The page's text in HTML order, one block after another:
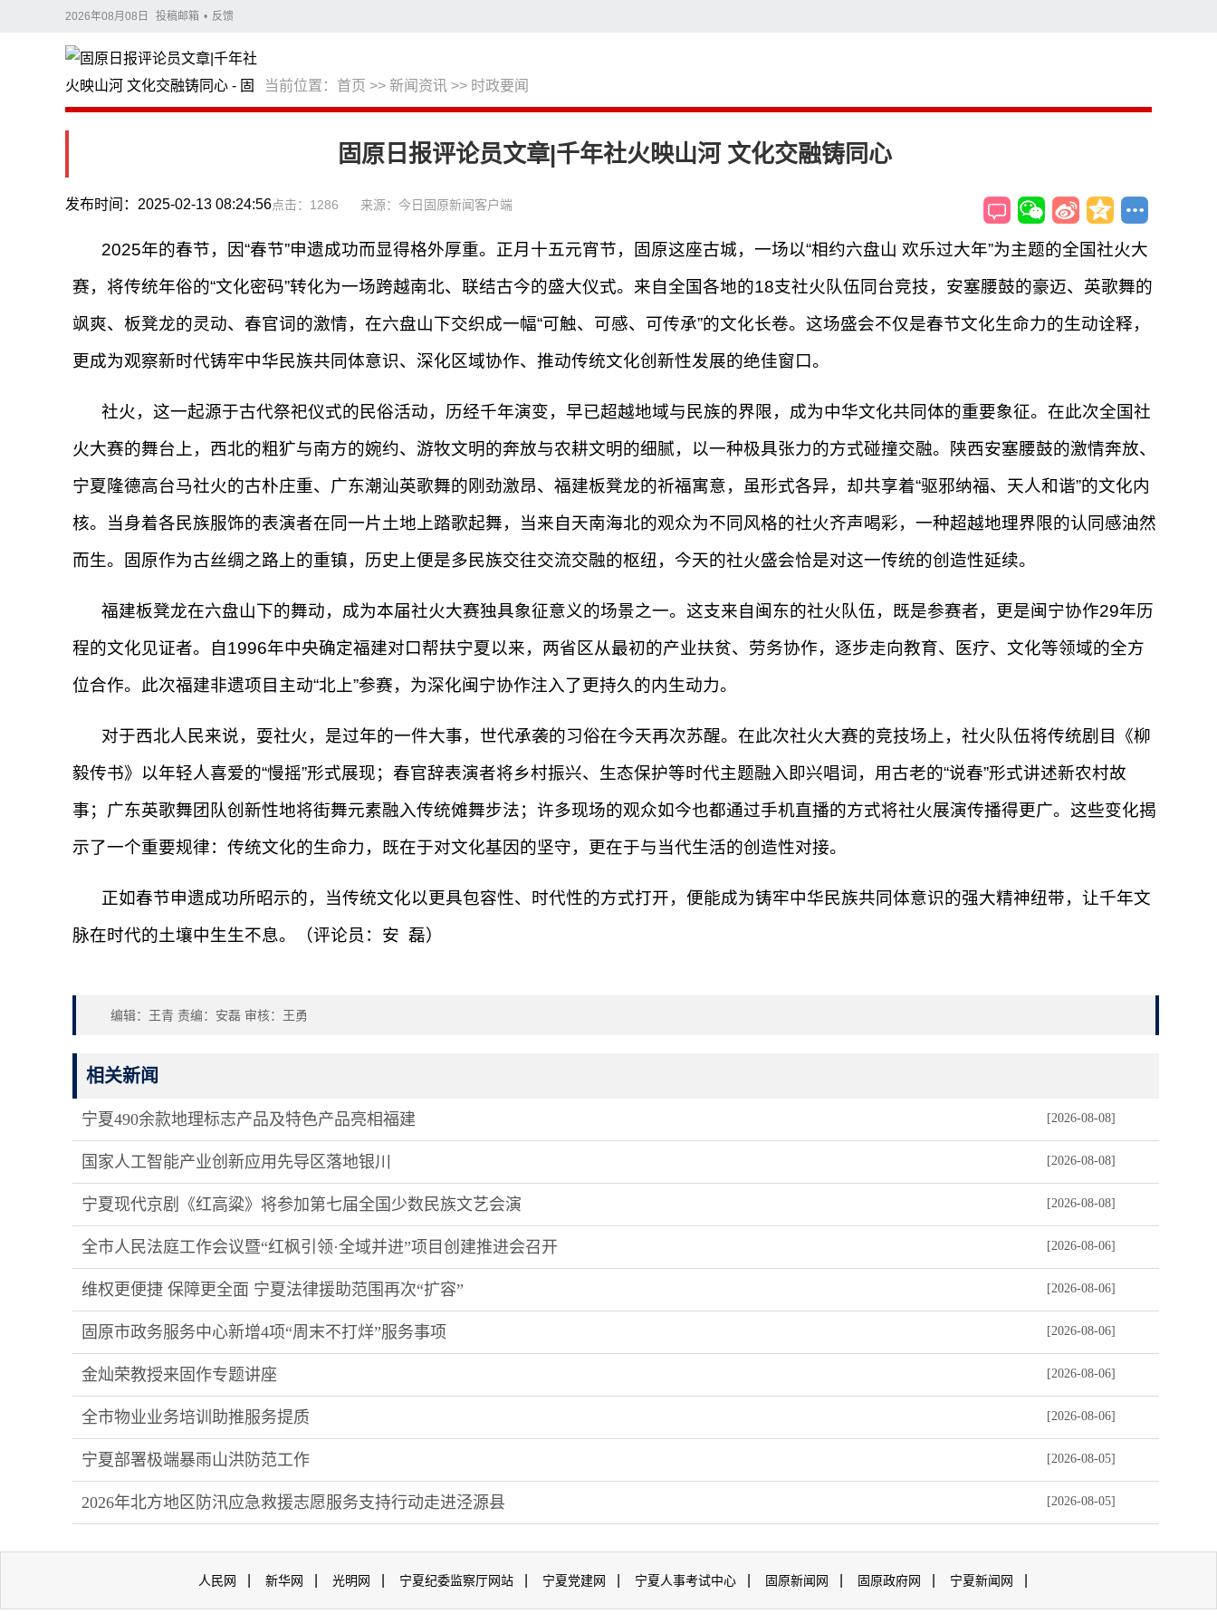
2026年08月08日 投稿邮箱 • 反馈
当前位置： 首页 >> 新闻资讯 >> 时政要闻
搜索
搜索
固原日报评论员文章|千年社火映山河 文化交融铸同心
点击：1286
发布时间：2025-02-13 08:24:56 来源：今日固原新闻客户端
2025年的春节，因“春节”申遗成功而显得格外厚重。正月十五元宵节，固原这座古城，一场以“相约六盘山 欢乐过大年”为主题的全国社火大
赛，将传统年俗的“文化密码”转化为一场跨越南北、联结古今的盛大仪式。来自全国各地的18支社火队伍同台竞技，安塞腰鼓的豪迈、英歌舞的
飒爽、板凳龙的灵动、春官词的激情，在六盘山下交织成一幅“可触、可感、可传承”的文化长卷。这场盛会不仅是春节文化生命力的生动诠释，
更成为观察新时代铸牢中华民族共同体意识、深化区域协作、推动传统文化创新性发展的绝佳窗口。
社火，这一起源于古代祭祀仪式的民俗活动，历经千年演变，早已超越地域与民族的界限，成为中华文化共同体的重要象征。在此次全国社
火大赛的舞台上，西北的粗犷与南方的婉约、游牧文明的奔放与农耕文明的细腻，以一种极具张力的方式碰撞交融。陕西安塞腰鼓的激情奔放、
宁夏隆德高台马社火的古朴庄重、广东潮汕英歌舞的刚劲激昂、福建板凳龙的祈福寓意，虽形式各异，却共享着“驱邪纳福、天人和谐”的文化内
核。当身着各民族服饰的表演者在同一片土地上踏歌起舞，当来自天南海北的观众为不同风格的社火齐声喝彩，一种超越地理界限的认同感油然
而生。固原作为古丝绸之路上的重镇，历史上便是多民族交往交流交融的枢纽，今天的社火盛会恰是对这一传统的创造性延续。
福建板凳龙在六盘山下的舞动，成为本届社火大赛独具象征意义的场景之一。这支来自闽东的社火队伍，既是参赛者，更是闽宁协作29年历
程的文化见证者。自1996年中央确定福建对口帮扶宁夏以来，两省区从最初的产业扶贫、劳务协作，逐步走向教育、医疗、文化等领域的全方
位合作。此次福建非遗项目主动“北上”参赛，为深化闽宁协作注入了更持久的内生动力。
对于西北人民来说，耍社火，是过年的一件大事，世代承袭的习俗在今天再次苏醒。在此次社火大赛的竞技场上，社火队伍将传统剧目《柳
毅传书》以年轻人喜爱的“慢摇”形式展现；春官辞表演者将乡村振兴、生态保护等时代主题融入即兴唱词，用古老的“说春”形式讲述新农村故
事；广东英歌舞团队创新性地将街舞元素融入传统傩舞步法；许多现场的观众如今也都通过手机直播的方式将社火展演传播得更广。这些变化揭
示了一个重要规律：传统文化的生命力，既在于对文化基因的坚守，更在于与当代生活的创造性对接。
正如春节申遗成功所昭示的，当传统文化以更具包容性、时代性的方式打开，便能成为铸牢中华民族共同体意识的强大精神纽带，让千年文
脉在时代的土壤中生生不息。（评论员：安 磊）
编辑：王青 责编：安磊 审核：王勇
相关新闻
宁夏490余款地理标志产品及特色产品亮相福建 [2026-08-08]
国家人工智能产业创新应用先导区落地银川 [2026-08-08]
宁夏现代京剧《红高粱》将参加第七届全国少数民族文艺会演 [2026-08-08]
全市人民法庭工作会议暨“红枫引领·全域并进”项目创建推进会召开 [2026-08-06]
维权更便捷 保障更全面 宁夏法律援助范围再次“扩容” [2026-08-06]
固原市政务服务中心新增4项“周末不打烊”服务事项 [2026-08-06]
金灿荣教授来固作专题讲座 [2026-08-06]
全市物业业务培训助推服务提质 [2026-08-06]
宁夏部署极端暴雨山洪防范工作 [2026-08-05]
2026年北方地区防汛应急救援志愿服务支持行动走进泾源县 [2026-08-05]
人民网 新华网 光明网 宁夏纪委监察厅网站 宁夏党建网 宁夏人事考试中心 固原新闻网 固原政府网 宁夏新闻网